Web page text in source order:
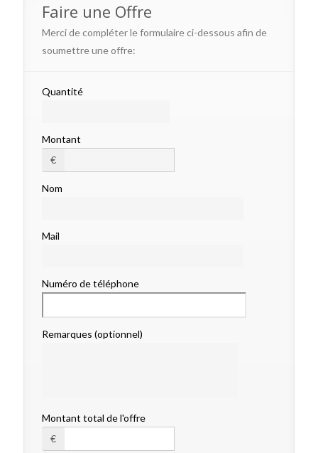
Faire une Offre
Merci de compléter le formulaire ci-dessous afin de
soumettre une offre:
Quantité
Montant
€
Nom
Mail
Numéro de téléphone
Remarques (optionnel)
Montant total de l'offre
€